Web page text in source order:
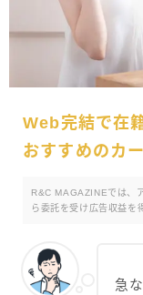
Web完結で在
おすすめのカ
R&C MAGAZINEでは、
ら委託を受け広告収益を
急